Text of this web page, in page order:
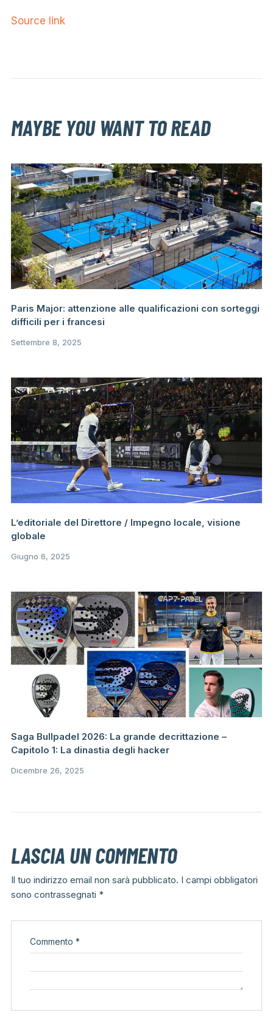
Source link
MAYBE YOU WANT TO READ
Paris Major: attenzione alle qualificazioni con sorteggi
difficili per i francesi
Settembre 8, 2025
L’editoriale del Direttore / Impegno locale, visione
globale
Giugno 6, 2025
Saga Bullpadel 2026: La grande decrittazione –
Capitolo 1: La dinastia degli hacker
Dicembre 26, 2025
LASCIA UN COMMENTO
Il tuo indirizzo email non sarà pubblicato. I campi obbligatori
sono contrassegnati *
Commento *